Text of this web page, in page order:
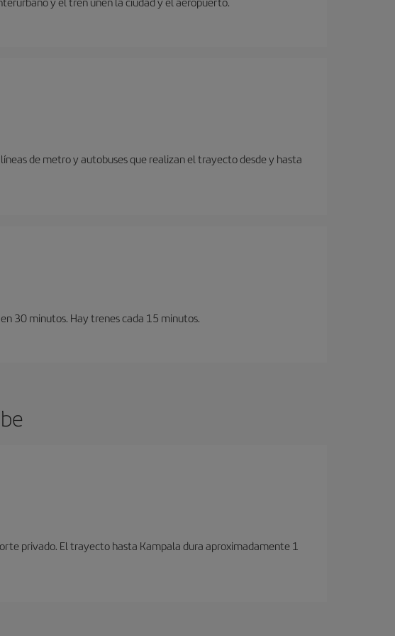
de metro y autobuses que realizan el trayecto desde y hasta
30 minutos. Hay trenes cada 15 minutos.
privado. El trayecto hasta Kampala dura aproximadamente 1